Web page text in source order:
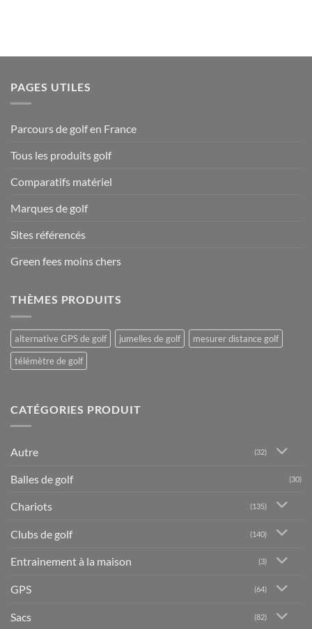
PAGES UTILES
Parcours de golf en France
Tous les produits golf
Comparatifs matériel
Marques de golf
Sites référencés
Green fees moins chers
THÈMES PRODUITS
alternative GPS de golf jumelles de golf
mesurer distance golf
télémètre de golf
CATÉGORIES PRODUIT
Autre (32)
Balles de golf (30)
Chariots (135)
Clubs de golf (140)
Entrainement à la maison (3)
GPS (64)
Sacs (82)